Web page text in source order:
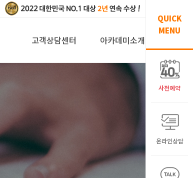
고객상담센터 아카데미소개
QUICK
MENU
사전예약
온라인상담